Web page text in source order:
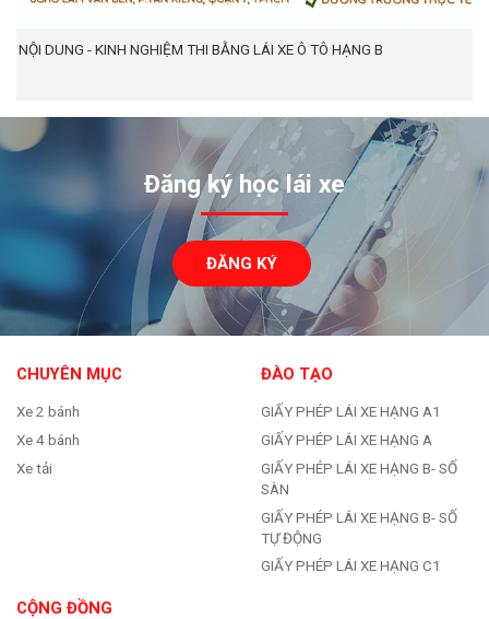
NỘI DUNG - KINH NGHIỆM THI BẰNG LÁI XE Ô TÔ HẠNG B
Đăng ký học lái xe
ĐĂNG KÝ
CHUYÊN MỤC
Xe 2 bánh
Xe 4 bánh
Xe tải
ĐÀO TẠO
GIẤY PHÉP LÁI XE HẠNG A1
GIẤY PHÉP LÁI XE HẠNG A
GIẤY PHÉP LÁI XE HẠNG B- SỐ
SÀN
GIẤY PHÉP LÁI XE HẠNG B- SỐ
TỰ ĐỘNG
GIẤY PHÉP LÁI XE HẠNG C1
CỘNG ĐỒNG